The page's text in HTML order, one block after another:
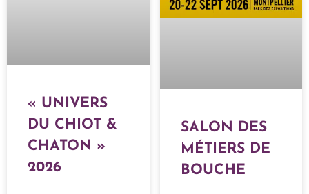
« UNIVERS
DU CHIOT &
CHATON »
2026
SALON DES
MÉTIERS DE
BOUCHE